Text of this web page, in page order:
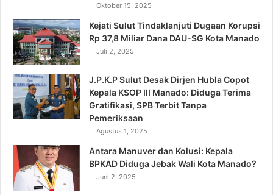
Oktober 15, 2025
Kejati Sulut Tindaklanjuti Dugaan Korupsi
Rp 37,8 Miliar Dana DAU-SG Kota Manado
Juli 2, 2025
J.P.K.P Sulut Desak Dirjen Hubla Copot
Kepala KSOP III Manado: Diduga Terima
Gratifikasi, SPB Terbit Tanpa
Pemeriksaan
Agustus 1, 2025
Antara Manuver dan Kolusi: Kepala
BPKAD Diduga Jebak Wali Kota Manado?
Juni 2, 2025